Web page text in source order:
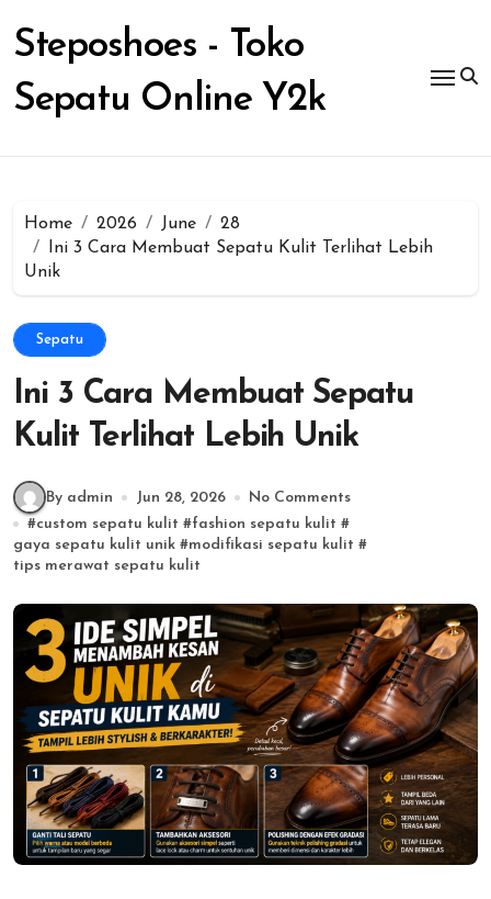
content
Steposhoes - Toko
Sepatu Online Y2k
Home 2026 June
28
Ini 3 Cara Membuat Sepatu Kulit Terlihat Lebih
Unik
Sepatu
Ini 3 Cara Membuat Sepatu
Kulit Terlihat Lebih Unik
By admin Jun 28, 2026
No Comments
#custom sepatu kulit #fashion sepatu kulit #
gaya sepatu kulit unik #modifikasi sepatu kulit #
tips merawat sepatu kulit